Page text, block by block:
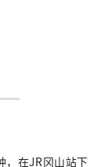
，在JR冈山站下